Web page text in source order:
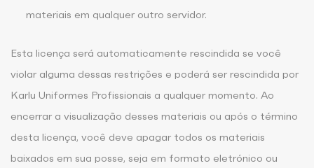
materiais em qualquer outro servidor.
Esta licença será automaticamente rescindida se você
violar alguma dessas restrições e poderá ser rescindida por
Karlu Uniformes Profissionais a qualquer momento. Ao
encerrar a visualização desses materiais ou após o término
desta licença, você deve apagar todos os materiais
baixados em sua posse, seja em formato eletrónico ou